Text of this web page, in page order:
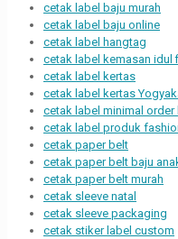
cetak label baju murah
cetak label baju online
cetak label hangtag
cetak label kemasan idul
cetak label kertas
cetak label kertas
cetak label minimal order
cetak label produk
cetak paper belt
cetak paper belt baju
cetak paper belt murah
cetak sleeve natal
cetak sleeve packaging
cetak stiker label custom